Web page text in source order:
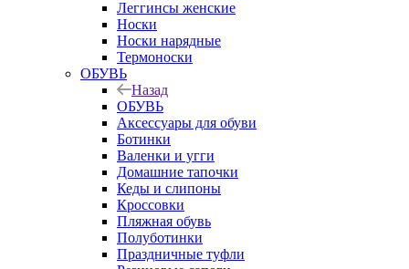
Леггинсы женские
Носки
Носки нарядные
Термоноски
ОБУВЬ
Назад
ОБУВЬ
Аксессуары для обуви
Ботинки
Валенки и угги
Домашние тапочки
Кеды и слипоны
Кроссовки
Пляжная обувь
Полуботинки
Праздничные туфли